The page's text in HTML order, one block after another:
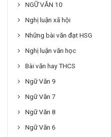
NGỮ VĂN 10
Nghị luận xã hội
Những bài văn đạt HSG
Nghị luận văn học
Bài văn hay THCS
Ngữ Văn 9
Ngữ Văn 7
Ngữ Văn 8
Ngữ Văn 6